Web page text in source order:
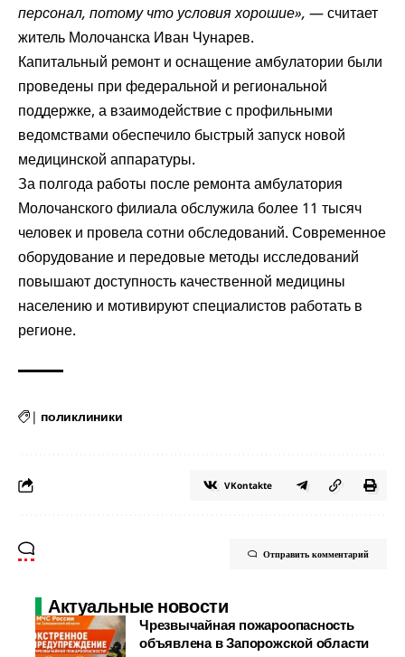
персонал, потому что условия хорошие», — считает
житель Молочанска Иван Чунарев.
Капитальный ремонт и оснащение амбулатории были
проведены при федеральной и региональной
поддержке, а взаимодействие с профильными
ведомствами обеспечило быстрый запуск новой
медицинской аппаратуры.
За полгода работы после ремонта амбулатория
Молочанского филиала обслужила более 11 тысяч
человек и провела сотни обследований. Современное
оборудование и передовые методы исследований
повышают доступность качественной медицины
населению и мотивируют специалистов работать в
регионе.
| поликлиники
VKontakte
Отправить комментарий
Актуальные новости
Чрезвычайная пожароопасность
объявлена в Запорожской области